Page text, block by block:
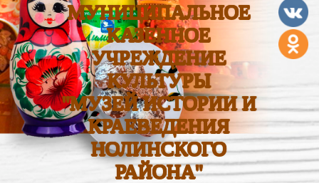
МУНИЦИПАЛЬНОЕ
КАЗЕННОЕ
УЧРЕЖДЕНИЕ
КУЛЬТУРЫ
"МУЗЕЙ ИСТОРИИ И
КРАЕВЕДЕНИЯ
НОЛИНСКОГО
РАЙОНА"